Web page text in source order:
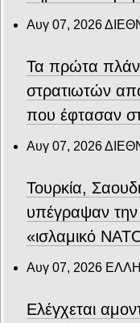
Αυγ 07, 2026
Τα πρώτα
στρατιωτών
που έφτασαν
Αυγ 07, 2026
Τουρκία,
υπέγραψαν
«ισλαμικό
Αυγ 07, 2026
Ελέγχεται